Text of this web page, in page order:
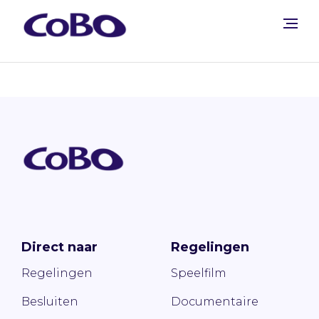
Direct naar
Regelingen
Besluiten
Regelingen
Speelfilm
Documentaire